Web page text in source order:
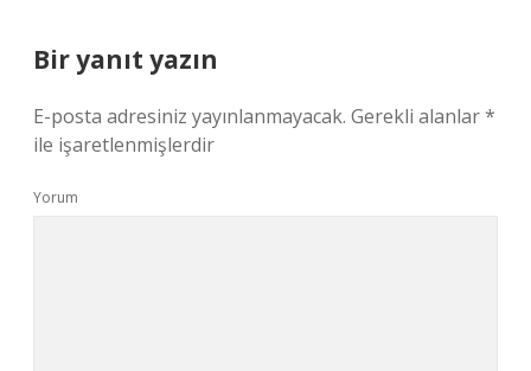
Bir yanıt yazın
E-posta adresiniz yayınlanmayacak. Gerekli alanlar*
ile işaretlenmişlerdir
Yorum